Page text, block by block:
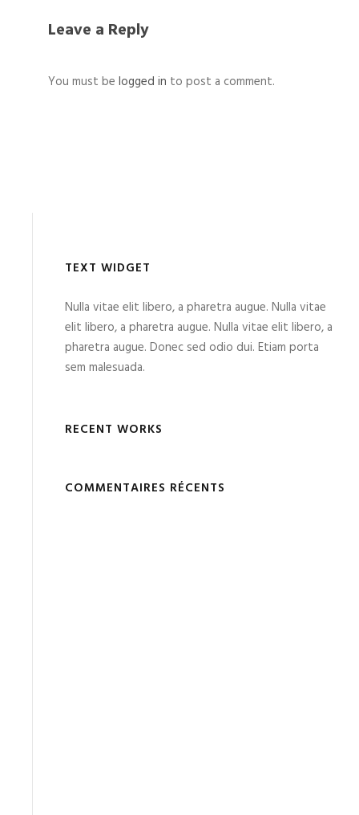
Leave a Reply
You must be logged in to post a comment.
TEXT WIDGET
Nulla vitae elit libero, a pharetra augue. Nulla vitae
elit libero, a pharetra augue. Nulla vitae elit libero, a
pharetra augue. Donec sed odio dui. Etiam porta
sem malesuada.
RECENT WORKS
COMMENTAIRES RÉCENTS